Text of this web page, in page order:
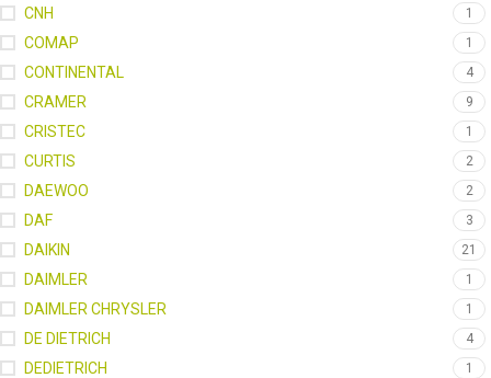
CNH 1
COMAP 1
CONTINENTAL 4
CRAMER 9
CRISTEC 1
CURTIS 2
DAEWOO 2
DAF 3
DAIKIN 21
DAIMLER 1
DAIMLER CHRYSLER 1
DE DIETRICH 4
DEDIETRICH 1